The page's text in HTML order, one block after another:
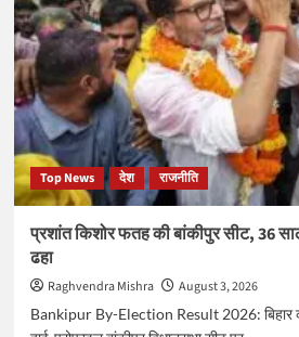
हराकर
कांग्रेस
रचा
इतिहास,
उपचुनाव
में
जीत
के
5
बड़े
सियासी
कारण
Top News देश राजनीति
प्रशांत किशोर फतह की बांकीपुर सीट, 36
ढहा
Raghvendra Mishra
August 3, 2026
Bankipur By-Election Result 2026: बिहार